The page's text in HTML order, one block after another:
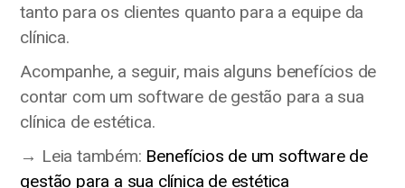
tanto para os clientes quanto para a equipe da
clínica.
Acompanhe, a seguir, mais alguns benefícios de
contar com um software de gestão para a sua
clínica de estética.
→ Leia também: Benefícios de um software de
gestão para a sua clínica de estética